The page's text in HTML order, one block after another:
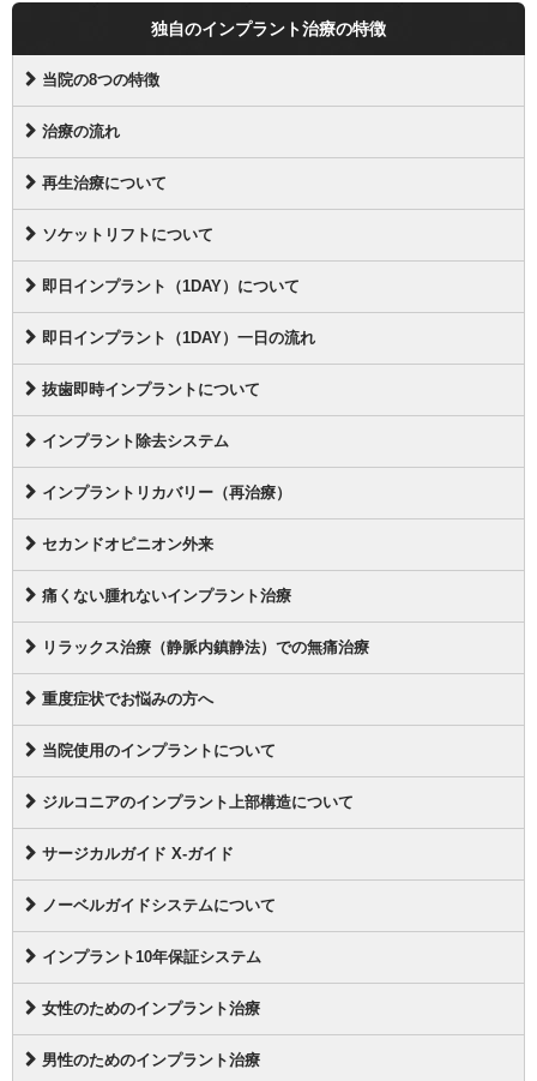
独自のインプラント治療の特徴
当院の8つの特徴
治療の流れ
再生治療について
ソケットリフトについて
即日インプラント（1DAY）について
即日インプラント（1DAY）一日の流れ
抜歯即時インプラントについて
インプラント除去システム
インプラントリカバリー（再治療）
セカンドオピニオン外来
痛くない腫れないインプラント治療
リラックス治療（静脈内鎮静法）での無痛治療
重度症状でお悩みの方へ
当院使用のインプラントについて
ジルコニアのインプラント上部構造について
サージカルガイド X-ガイド
ノーベルガイドシステムについて
インプラント10年保証システム
女性のためのインプラント治療
男性のためのインプラント治療